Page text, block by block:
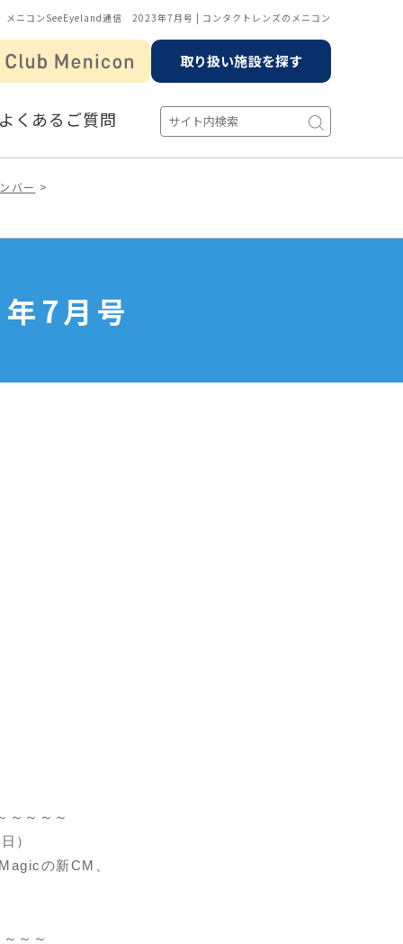
メニコンSeeEyeland通信 2023年7月号 | コンタクトレンズのメニコン
取り扱い施設を探す
よくあるご質問
バー
7月号
～～～～
）
の新CM、
～～